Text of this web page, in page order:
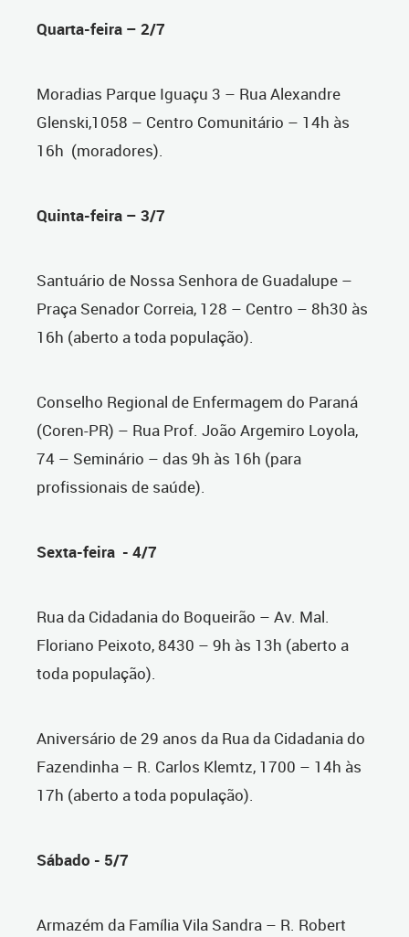
Quarta-feira – 2/7
Moradias Parque Iguaçu 3 – Rua Alexandre
Glenski,1058 – Centro Comunitário – 14h às
16h (moradores).
Quinta-feira – 3/7
Santuário de Nossa Senhora de Guadalupe –
Praça Senador Correia, 128 – Centro – 8h30 às
16h (aberto a toda população).
Conselho Regional de Enfermagem do Paraná
(Coren-PR) – Rua Prof. João Argemiro Loyola,
74 – Seminário – das 9h às 16h (para
profissionais de saúde).
Sexta-feira - 4/7
Rua da Cidadania do Boqueirão – Av. Mal.
Floriano Peixoto, 8430 – 9h às 13h (aberto a
toda população).
Aniversário de 29 anos da Rua da Cidadania do
Fazendinha – R. Carlos Klemtz, 1700 – 14h às
17h (aberto a toda população).
Sábado - 5/7
Armazém da Família Vila Sandra – R. Robert